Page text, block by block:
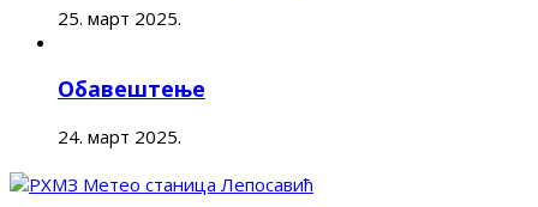
25. март 2025.
Обавештење
24. март 2025.